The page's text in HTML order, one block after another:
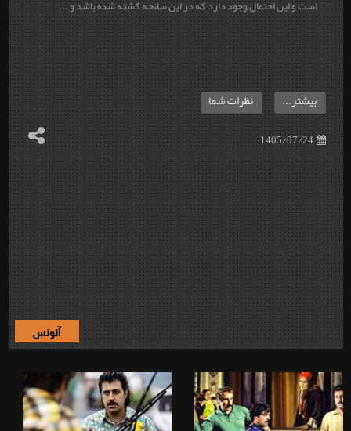
است و این احتمال وجود دارد که در این سانحه کشته شده باشد و ...
1405/07/24
بیشتر... نظرات شما
آنونس